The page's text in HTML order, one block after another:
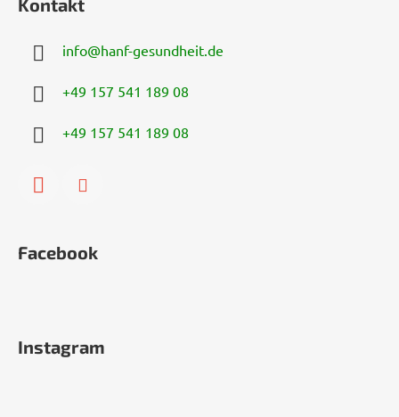
info@hanf-gesundheit.de
+49 157 541 189 08
+49 157 541 189 08
Facebook
Instagram